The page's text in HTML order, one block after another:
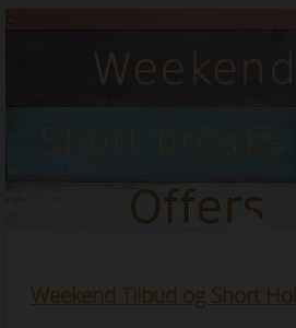
Weekend Tilbud og Short